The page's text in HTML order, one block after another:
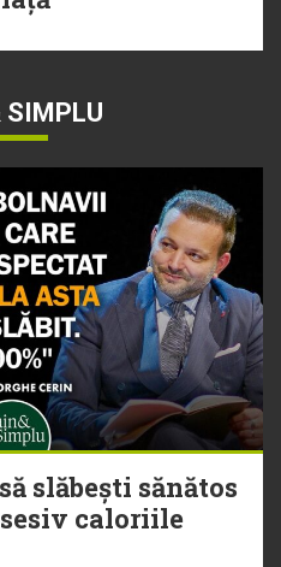
SIMPLU
slăbești sănătos
caloriile